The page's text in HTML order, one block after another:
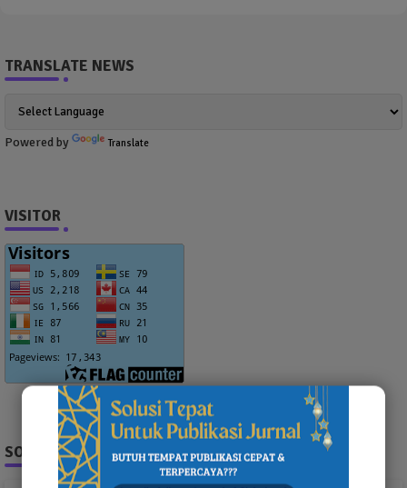
TRANSLATE NEWS
Powered by Translate
VISITOR
SOCIAL PLUGIN